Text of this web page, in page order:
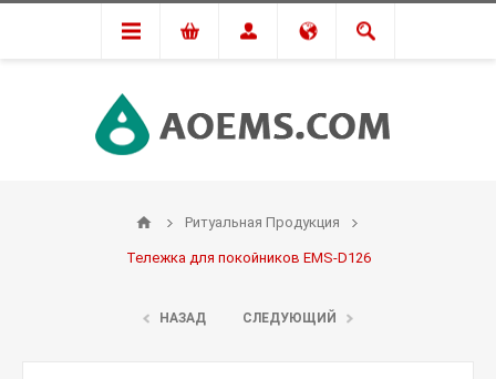
Ритуальная Продукция
Тележка для покойников EMS-D126
НАЗАД СЛЕДУЮЩИЙ